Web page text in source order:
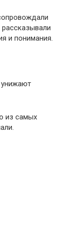
и понимания.
унижают
из самых